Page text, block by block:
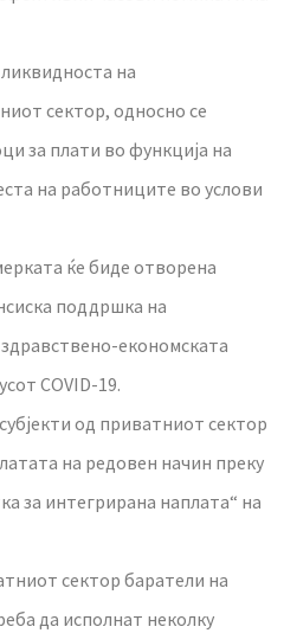
на
сектор, односно се
за плати во функција на
на работниците во услови
ќе биде отворена
поддршка на
економската
COVID-19.
од приватниот сектор
на редовен начин преку
за интегрирана наплата“ на
сектор баратели на
да исполнат неколку